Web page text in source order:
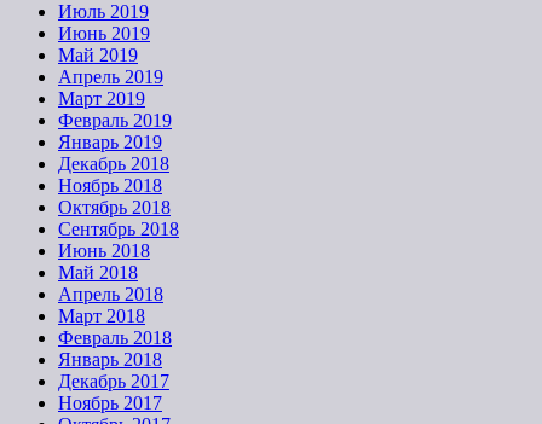
Июль 2019
Июнь 2019
Май 2019
Апрель 2019
Март 2019
Февраль 2019
Январь 2019
Декабрь 2018
Ноябрь 2018
Октябрь 2018
Сентябрь 2018
Июнь 2018
Май 2018
Апрель 2018
Март 2018
Февраль 2018
Январь 2018
Декабрь 2017
Ноябрь 2017